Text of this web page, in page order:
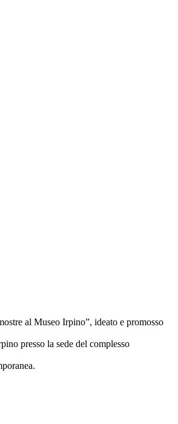
al Museo Irpino”, ideato e promosso
presso la sede del complesso